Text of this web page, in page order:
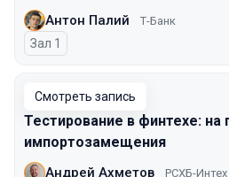
Антон Палий Т-Банк
Зал 1
Смотреть запись
Тестирование в финтехе: на
импортозамещения
Андрей Ахметов РСХБ-Интех